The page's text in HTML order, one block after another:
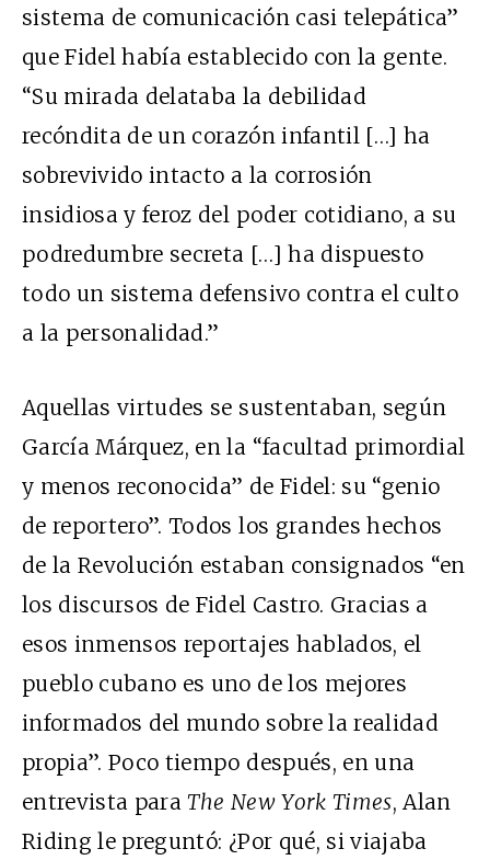
sistema de comunicación casi telepática”
que Fidel había establecido con la gente.
“Su mirada delataba la debilidad
recóndita de un corazón infantil […] ha
sobrevivido intacto a la corrosión
insidiosa y feroz del poder cotidiano, a su
podredumbre secreta […] ha dispuesto
todo un sistema defensivo contra el culto
a la personalidad.”
Aquellas virtudes se sustentaban, según
García Márquez, en la “facultad primordial
y menos reconocida” de Fidel: su “genio
de reportero”. Todos los grandes hechos
de la Revolución estaban consignados “en
los discursos de Fidel Castro. Gracias a
esos inmensos reportajes hablados, el
pueblo cubano es uno de los mejores
informados del mundo sobre la realidad
propia”. Poco tiempo después, en una
entrevista paraThe New York Times, Alan
Riding le preguntó: ¿Por qué, si viajaba